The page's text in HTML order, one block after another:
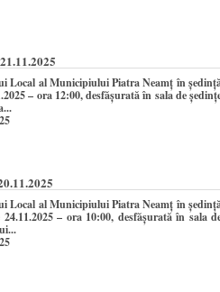
Local al Municipiului Piatra Neamţ în
– ora 12:00, desfășurată în sala de
Local al Municipiului Piatra Neamţ în
– ora 10:00, desfășurată în sala